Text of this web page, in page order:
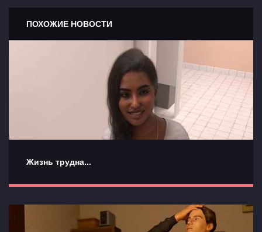
ПОХОЖИЕ НОВОСТИ
Жизнь трудна...